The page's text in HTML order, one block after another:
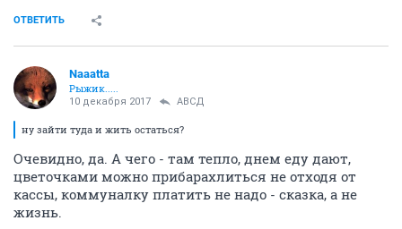
ОТВЕТИТЬ
Naaatta
Рыжик.....
10 декабря 2017 АВСД
ну зайти туда и жить остаться?
Очевидно, да. А чего - там тепло, днем еду дают,
цветочками можно прибарахлиться не отходя от
кассы, коммуналку платить не надо - сказка, а не
жизнь.